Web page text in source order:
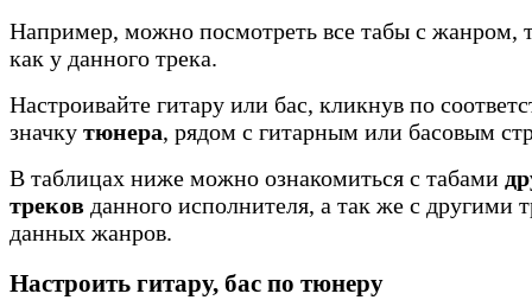
Например, можно посмотреть все табы с жанром,
как у данного трека.
Настроивайте гитару или бас, кликнув по
значку тюнера, рядом с гитарным или басовым
В таблицах ниже можно ознакомиться с табами
треков данного исполнителя, а так же с другими
данных жанров.
Настроить гитару, бас по тюнеру